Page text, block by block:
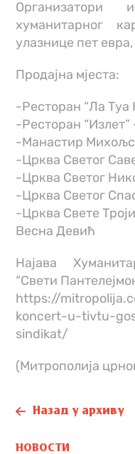
хуманитарног
улазнице пет
Продајна мјеста:
-Ресторан “Ла Туа
-Ресторан
-Манастир
-Црква Светог
-Црква Светог
-Црква Светог
-Црква Свете
Весна Девић
Најава
“Свети
https://
koncert-u-tivtu-
sindikat/
(Митрополија
Назад у архиву
НОВОСТИ